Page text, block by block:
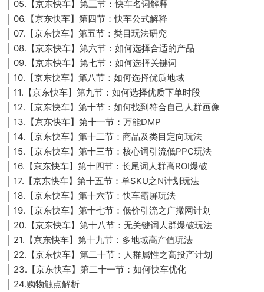
│ 05.【京东快车】第三节：快车名词解释
│ 06.【京东快车】第四节：快车公式解释
│ 07.【京东快车】第五节：类目玩法研究
│ 08.【京东快车】第六节：如何选择合适的产品
│ 09.【京东快车】第七节：如何选择关键词
│ 10.【京东快车】第八节：如何选择优质地域
│ 11.【京东快车】第九节：如何选择优质下单时段
│ 12.【京东快车】第十节：如何找到符合自己人群画像
│ 13.【京东快车】第十一节：万能DMP
│ 14.【京东快车】第十二节：商品及类目定向玩法
│ 15.【京东快车】第十三节：核心词引流低PPC玩法
│ 16.【京东快车】第十四节：长尾词人群高ROI爆破
│ 17.【京东快车】第十五节：单SKU之N计划玩法
│ 18.【京东快车】第十六节：快车霸屏玩法
│ 19.【京东快车】第十七节：低价引流之广撒网计划
│ 20.【京东快车】第十八节：无关键词人群爆破玩法
│ 21.【京东快车】第十九节：多地域高产值玩法
│ 22.【京东快车】第二十节：人群属性之高投产计划
│ 23.【京东快车】第二十一节：如何快车优化
│ 24.购物触点解析